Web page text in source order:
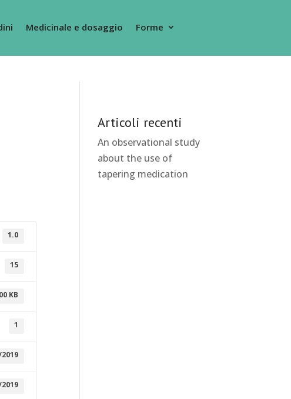
Medicinale e dosaggio Forme
1.0
15
KB
1
Articoli recenti
An observational study
about the use of
tapering medication